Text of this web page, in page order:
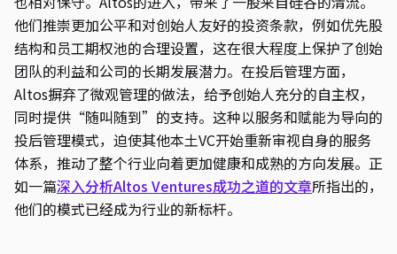
他们推崇更加公平和对创始人友好的投资条款，例如优先股
结构和员工期权池的合理设置，这在很大程度上保护了创始
团队的利益和公司的长期发展潜力。在投后管理方面，
Altos摒弃了微观管理的做法，给予创始人充分的自主权，
同时提供“随叫随到”的支持。这种以服务和赋能为导向的
投后管理模式，迫使其他本土VC开始重新审视自身的服务
体系，推动了整个行业向着更加健康和成熟的方向发展。正
如一篇深入分析Altos Ventures成功之道的文章所指出的，
他们的模式已经成为行业的新标杆。